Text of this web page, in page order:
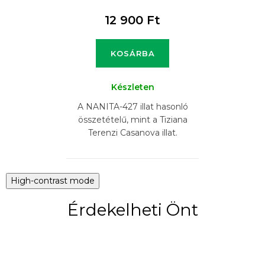
12 900 Ft
KOSÁRBA
Készleten
A NANITA-427 illat hasonló
összetételű, mint a Tiziana
Terenzi Casanova illat.
High-contrast mode
Érdekelheti Önt